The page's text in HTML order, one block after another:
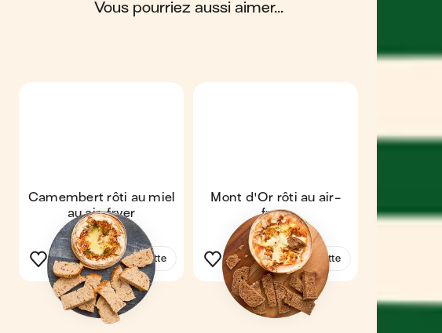
g de glucides ; 17 g de protéines ; 2 g de fibres.
vous pourriez aussi aimer...
Camembert rôti au miel
au air-fryer
Voir la recette
Mont d'Or rôti au air-
fryer
Voir la recette